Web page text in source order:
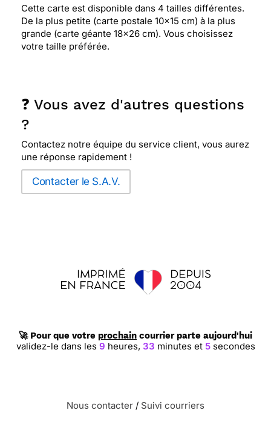
Cette carte est disponible dans 4 tailles différentes.
De la plus petite (carte postale 10x15 cm) à la plus
grande (carte géante 18x26 cm). Vous choisissez
votre taille préférée.
❓ Vous avez d'autres questions
?
Contactez notre équipe du service client, vous aurez
une réponse rapidement !
Contacter le S.A.V.
🚀 Pour que votre prochain courrier parte aujourd'hui
validez-le dans les 9 heures, 33 minutes et 5secondes
Nous contacter / Suivi courriers